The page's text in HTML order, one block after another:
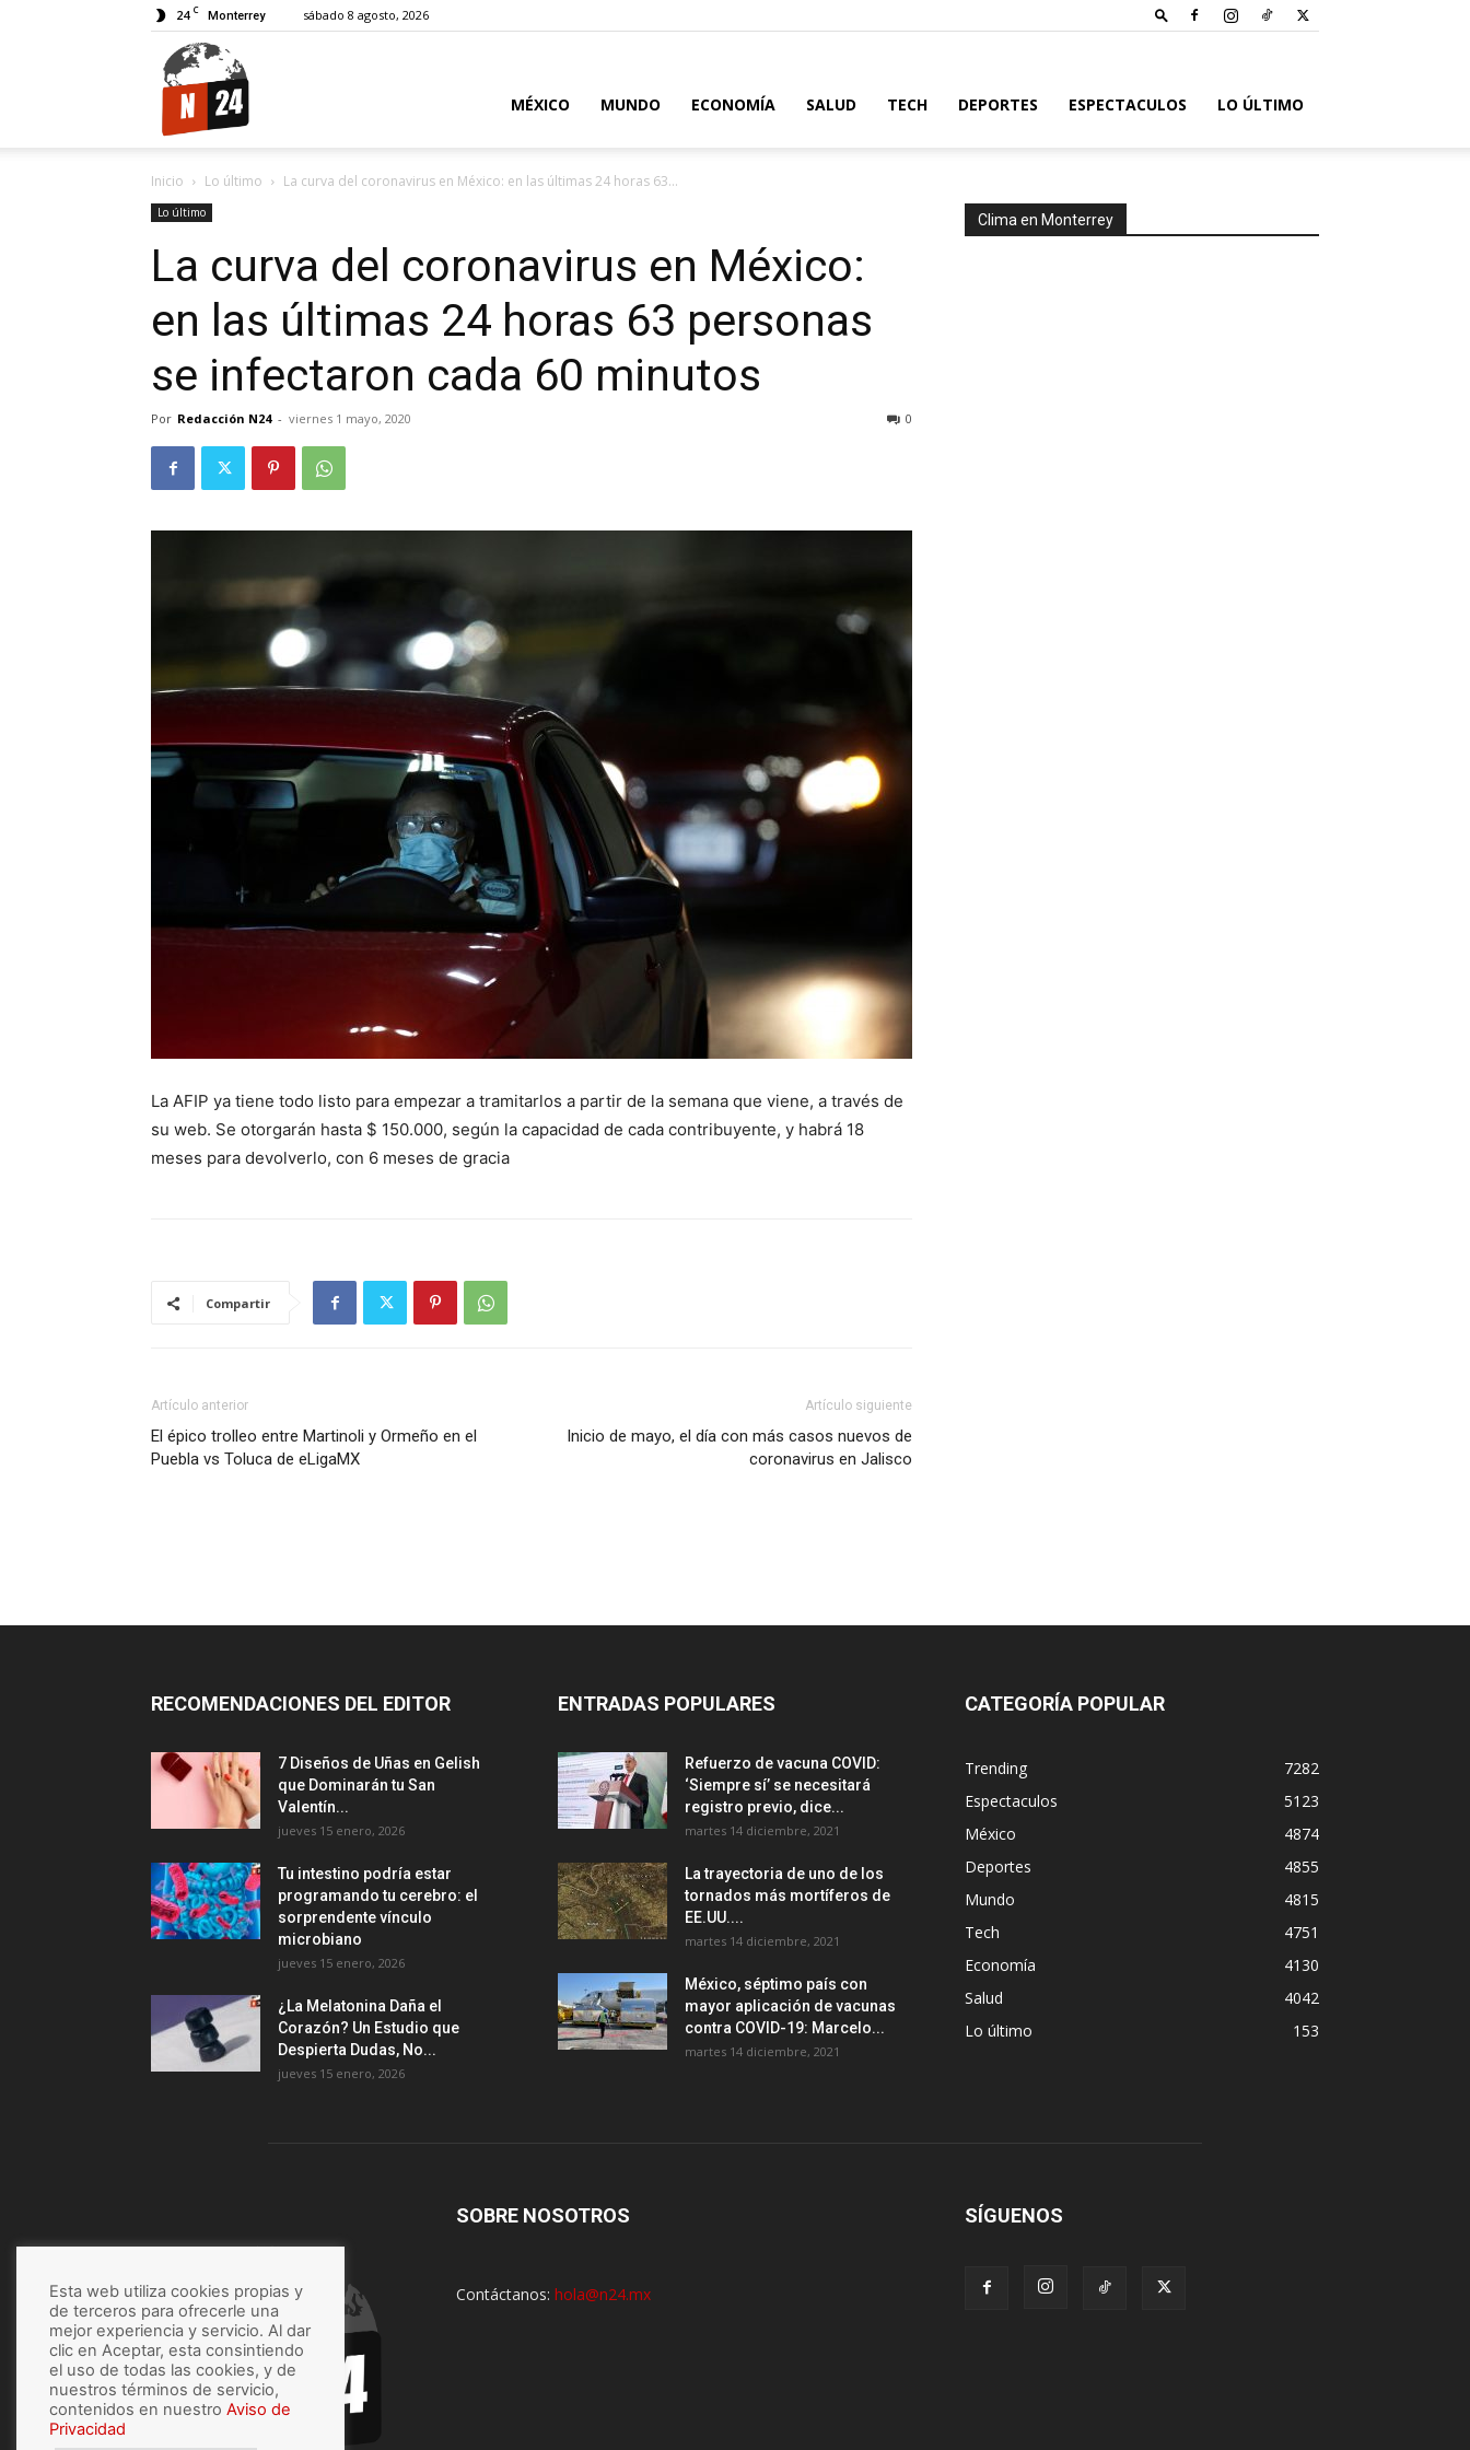
24 C Monterrey sábado 8 agosto, 2026
MÉXICO MUNDO ECONOMÍA SALUD TECH DEPORTES ESPECTACULOS LO ÚLTIMO
Inicio Lo último La curva del coronavirus en México: en las últimas 24 horas 63...
Lo último
La curva del coronavirus en México:
en las últimas 24 horas 63 personas
se infectaron cada 60 minutos
Por Redacción N24 - viernes 1 mayo, 2020 0
La AFIP ya tiene todo listo para empezar a tramitarlos a partir de la semana que viene, a través de
su web. Se otorgarán hasta $ 150.000, según la capacidad de cada contribuyente, y habrá 18
meses para devolverlo, con 6 meses de gracia
Compartir
Artículo anterior
El épico trolleo entre Martinoli y Ormeño en el
Puebla vs Toluca de eLigaMX
Artículo siguiente
Inicio de mayo, el día con más casos nuevos de
coronavirus en Jalisco
Clima en Monterrey
RECOMENDACIONES DEL EDITOR
7 Diseños de Uñas en Gelish
que Dominarán tu San
Valentín...
jueves 15 enero, 2026
Tu intestino podría estar
programando tu cerebro: el
sorprendente vínculo
microbiano
jueves 15 enero, 2026
¿La Melatonina Daña el
Corazón? Un Estudio que
Despierta Dudas, No...
jueves 15 enero, 2026
ENTRADAS POPULARES
Refuerzo de vacuna COVID:
‘Siempre sí’ se necesitará
registro previo, dice...
martes 14 diciembre, 2021
La trayectoria de uno de los
tornados más mortíferos de
EE.UU....
martes 14 diciembre, 2021
México, séptimo país con
mayor aplicación de vacunas
contra COVID-19: Marcelo...
martes 14 diciembre, 2021
CATEGORÍA POPULAR
Trending
7282
Espectaculos
5123
México
4874
Deportes
4855
Mundo
4815
Tech
4751
Economía
4130
Salud
4042
Lo último
153
SOBRE NOSOTROS
Contáctanos: hola@n24.mx
SÍGUENOS
Esta web utiliza cookies propias y
de terceros para ofrecerle una
mejor experiencia y servicio. Al dar
clic en Aceptar, esta consintiendo
el uso de todas las cookies, y de
nuestros términos de servicio,
contenidos en nuestro Aviso de
Privacidad